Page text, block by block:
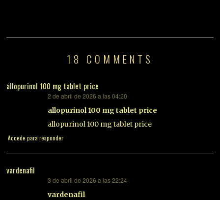
18 COMMENTS
allopurinol 100 mg tablet price
2 de abril de 2026 a las 04:20
allopurinol 100 mg tablet price
allopurinol 100 mg tablet price
Accede para responder
vardenafil
3 de abril de 2026 a las 22:24
vardenafil